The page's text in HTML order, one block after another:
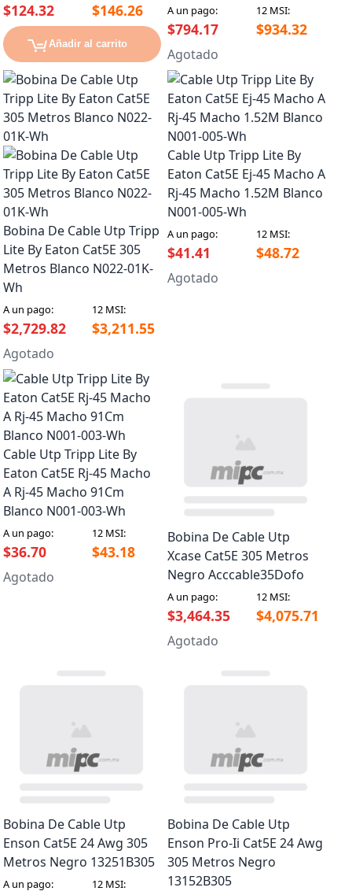
$124.32 $146.26
Añadir al carrito
A un pago: 12 MSI:
$794.17 $934.32
Agotado
Bobina De Cable Utp Tripp
Lite By Eaton Cat5E 305
Metros Blanco N022-01K-
Wh
A un pago: 12 MSI:
$2,729.82 $3,211.55
Agotado
Cable Utp Tripp Lite By
Eaton Cat5E Ej-45 Macho A
Rj-45 Macho 1.52M Blanco
N001-005-Wh
A un pago: 12 MSI:
$41.41 $48.72
Agotado
Cable Utp Tripp Lite By
Eaton Cat5E Rj-45 Macho
A Rj-45 Macho 91Cm
Blanco N001-003-Wh
A un pago: 12 MSI:
$36.70 $43.18
Agotado
Bobina De Cable Utp
Xcase Cat5E 305 Metros
Negro Acccable35Dofo
A un pago: 12 MSI:
$3,464.35 $4,075.71
Agotado
Bobina De Cable Utp
Enson Cat5E 24 Awg 305
Metros Negro 13251B305
A un pago: 12 MSI:
Bobina De Cable Utp
Enson Pro-Ii Cat5E 24 Awg
305 Metros Negro
13152B305